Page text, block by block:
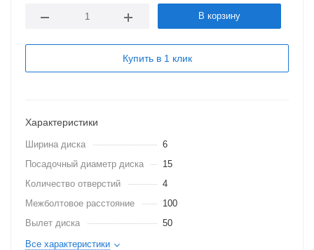
В корзину
Купить в 1 клик
Характеристики
Ширина диска
6
Посадочный диаметр диска
15
Количество отверстий
4
Межболтовое расстояние
100
Вылет диска
50
Все характеристики